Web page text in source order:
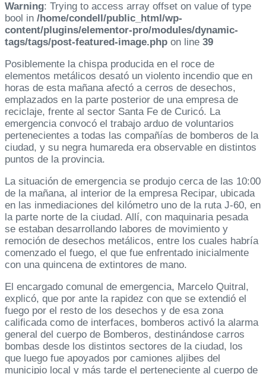
Warning: Trying to access array offset on value of type
bool in /home/condell/public_html/wp-
content/plugins/elementor-pro/modules/dynamic-
tags/tags/post-featured-image.php on line 39
Posiblemente la chispa producida en el roce de
elementos metálicos desató un violento incendio que en
horas de esta mañana afectó a cerros de desechos,
emplazados en la parte posterior de una empresa de
reciclaje, frente al sector Santa Fe de Curicó. La
emergencia convocó el trabajo arduo de voluntarios
pertenecientes a todas las compañías de bomberos de la
ciudad, y su negra humareda era observable en distintos
puntos de la provincia.
La situación de emergencia se produjo cerca de las 10:00
de la mañana, al interior de la empresa Recipar, ubicada
en las inmediaciones del kilómetro uno de la ruta J-60, en
la parte norte de la ciudad. Allí, con maquinaria pesada
se estaban desarrollando labores de movimiento y
remoción de desechos metálicos, entre los cuales habría
comenzado el fuego, el que fue enfrentado inicialmente
con una quincena de extintores de mano.
El encargado comunal de emergencia, Marcelo Quitral,
explicó, que por ante la rapidez con que se extendió el
fuego por el resto de los desechos y de esa zona
calificada como de interfaces, bomberos activó la alarma
general del cuerpo de Bomberos, destinándose carros
bombas desde los distintos sectores de la ciudad, los
que luego fue apoyados por camiones aljibes del
municipio local y más tarde el perteneciente al cuerpo de